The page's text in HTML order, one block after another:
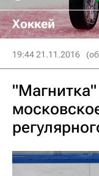
Хоккей
19:44 21.11.2016